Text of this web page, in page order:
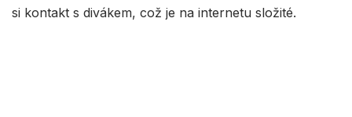
si kontakt s divákem, což je na internetu složité.